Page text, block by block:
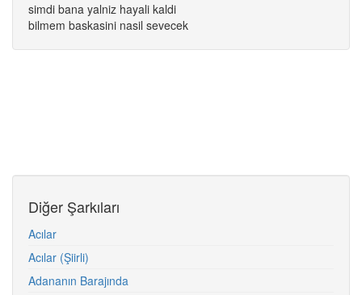
simdi bana yalniz hayali kaldi
bilmem baskasini nasil sevecek
Diğer Şarkıları
Acılar
Acılar (Şiirli)
Adananın Barajında